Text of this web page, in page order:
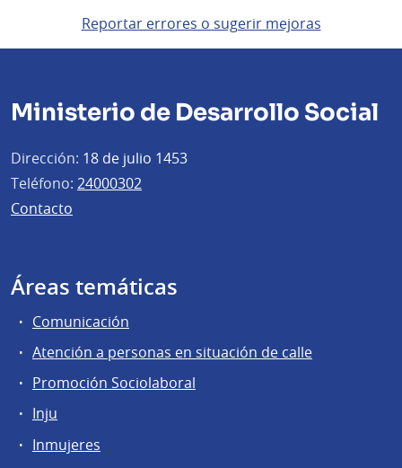
Reportar errores o sugerir mejoras
Ministerio de Desarrollo Social
Dirección: 18 de julio 1453
Teléfono: 24000302
Contacto
Áreas temáticas
Comunicación
Atención a personas en situación de calle
Promoción Sociolaboral
Inju
Inmujeres